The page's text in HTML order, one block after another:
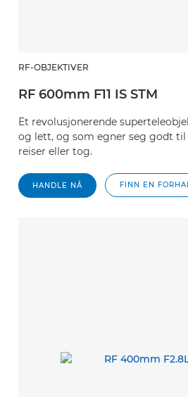
RF-OBJEKTIVER
RF 600mm F11 IS STM
Et revolusjonerende
og lett, og som egner seg godt til
reiser eller tog.
HANDLE NÅ FINN EN